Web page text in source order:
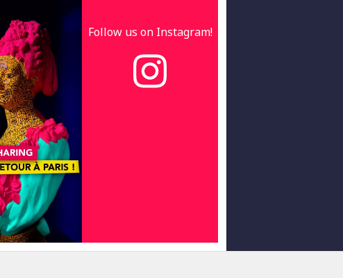
Follow us on Instagram!